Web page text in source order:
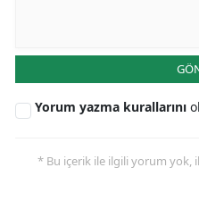
Yorum yazma kurallarını
* Bu içerik ile ilgili yorum yok,